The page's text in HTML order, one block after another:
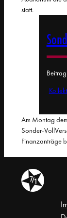
statt.
Am Montag
Sonder-
Finanzanträge